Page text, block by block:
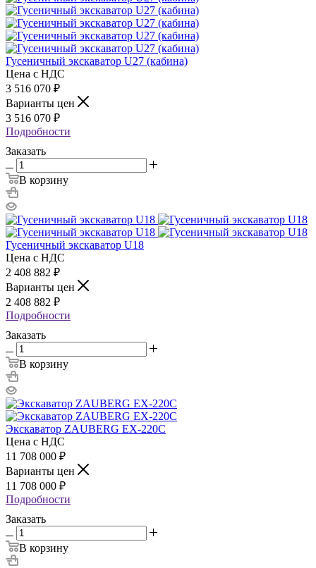
Гусеничный экскаватор U27 (кабина)
Цена с НДС
3 516 070 ₽
Варианты цен
3 516 070 ₽
Подробности
Заказать
В корзину
Гусеничный экскаватор U18
Цена с НДС
2 408 882 ₽
Варианты цен
2 408 882 ₽
Подробности
Заказать
В корзину
Экскаватор ZAUBERG EX-220C
Цена с НДС
11 708 000 ₽
Варианты цен
11 708 000 ₽
Подробности
Заказать
В корзину